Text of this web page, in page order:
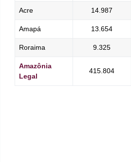
Acre 14.987
Amapá 13.654
Roraima 9.325
Amazônia
Legal
415.804